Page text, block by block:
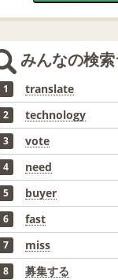
みんなの検
1 translate
2 technology
3 vote
4 need
5 buyer
6 fast
7 miss
8 募集する